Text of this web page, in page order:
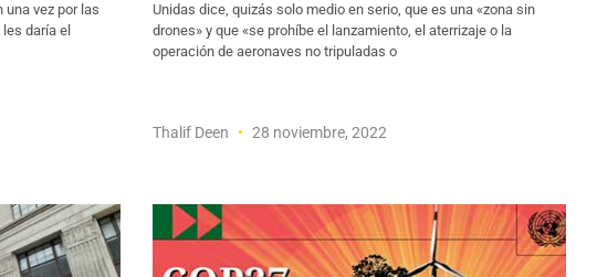
vez por las
daría el
Unidas dice, quizás solo medio en serio, que es una «zona sin
drones» y que «se prohíbe el lanzamiento, el aterrizaje o la
operación de aeronaves no tripuladas o
Thalif Deen 28 noviembre, 2022